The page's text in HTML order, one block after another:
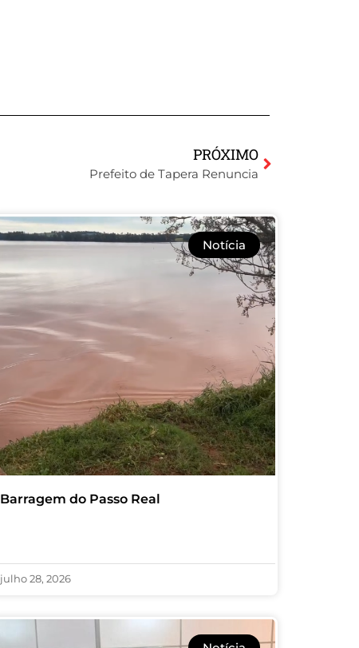
PRÓXIMO
Prefeito de Tapera Renuncia
Notícia
Barragem do Passo Real
julho 28, 2026